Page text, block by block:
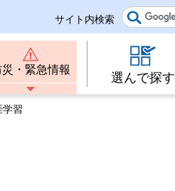
サイト内検索
災・緊急情報
選んで探す
学習